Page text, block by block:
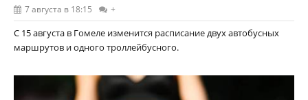
7 августа в 18:15 +
С 15 августа в Гомеле изменится расписание двух автобусных
маршрутов и одного троллейбусного.